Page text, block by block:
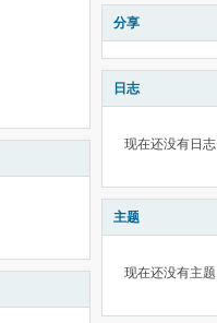
分享
日志
现在还没有日志
主题
现在还没有主题